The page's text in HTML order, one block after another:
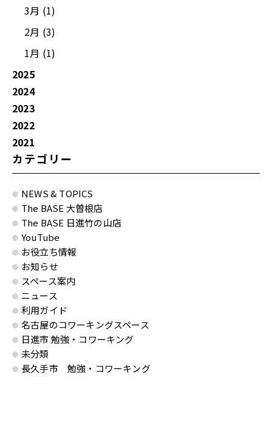
3月 (1)
2月 (3)
1月 (1)
2025
2024
2023
2022
2021
カテゴリー
NEWS & TOPICS
The BASE 大曽根店
The BASE 日進竹の山店
YouTube
お役立ち情報
お知らせ
スペース案内
ニュース
利用ガイド
名古屋のコワーキングスペース
日進市 勉強・コワーキング
未分類
長久手市 勉強・コワーキング